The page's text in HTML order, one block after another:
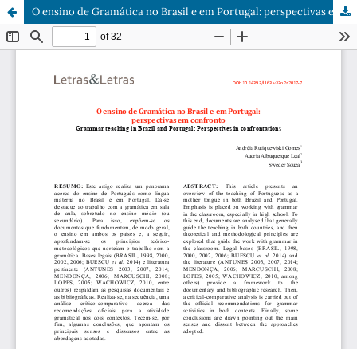
O ensino de Gramática no Brasil e em Portugal: perspectivas em confronto